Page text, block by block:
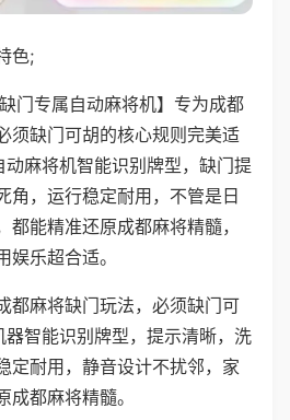
色;
缺门专属自动麻将机】专为成都
须缺门可胡的核心规则完美适
麻将机智能识别牌型，缺门提
角，运行稳定耐用，不管是日
都能精准还原成都麻将精髓，
乐超合适。
都麻将缺门玩法，必须缺门可
智能识别牌型，提示清晰，洗
定耐用，静音设计不扰邻，家
都麻将精髓。